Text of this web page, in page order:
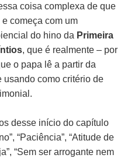
coisa complexa de que
começa com um
do hino da Primeira
, que é realmente – por
o papa lê a partir da
usando como critério de
desse início do capítulo
“Paciência”, “Atitude de
“Sem ser arrogante nem